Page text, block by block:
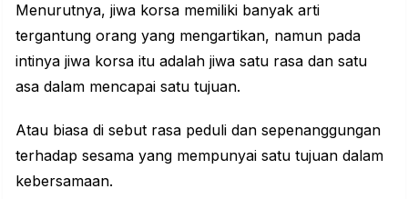
Menurutnya, jiwa korsa memiliki banyak arti
tergantung orang yang mengartikan, namun pada
intinya jiwa korsa itu adalah jiwa satu rasa dan satu
asa dalam mencapai satu tujuan.
Atau biasa di sebut rasa peduli dan sepenanggungan
terhadap sesama yang mempunyai satu tujuan dalam
kebersamaan.